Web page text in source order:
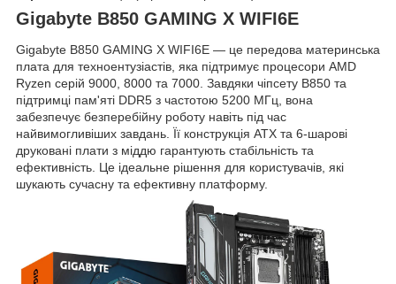
Gigabyte B850 GAMING X WIFI6E
Gigabyte B850 GAMING X WIFI6E — це передова материнська
плата для техноентузіастів, яка підтримує процесори AMD
Ryzen серій 9000, 8000 та 7000. Завдяки чіпсету B850 та
підтримці пам'яті DDR5 з частотою 5200 МГц, вона
забезпечує безперебійну роботу навіть під час
найвимогливіших завдань. Її конструкція ATX та 6-шарові
друковані плати з міддю гарантують стабільність та
ефективність. Це ідеальне рішення для користувачів, які
шукають сучасну та ефективну платформу.